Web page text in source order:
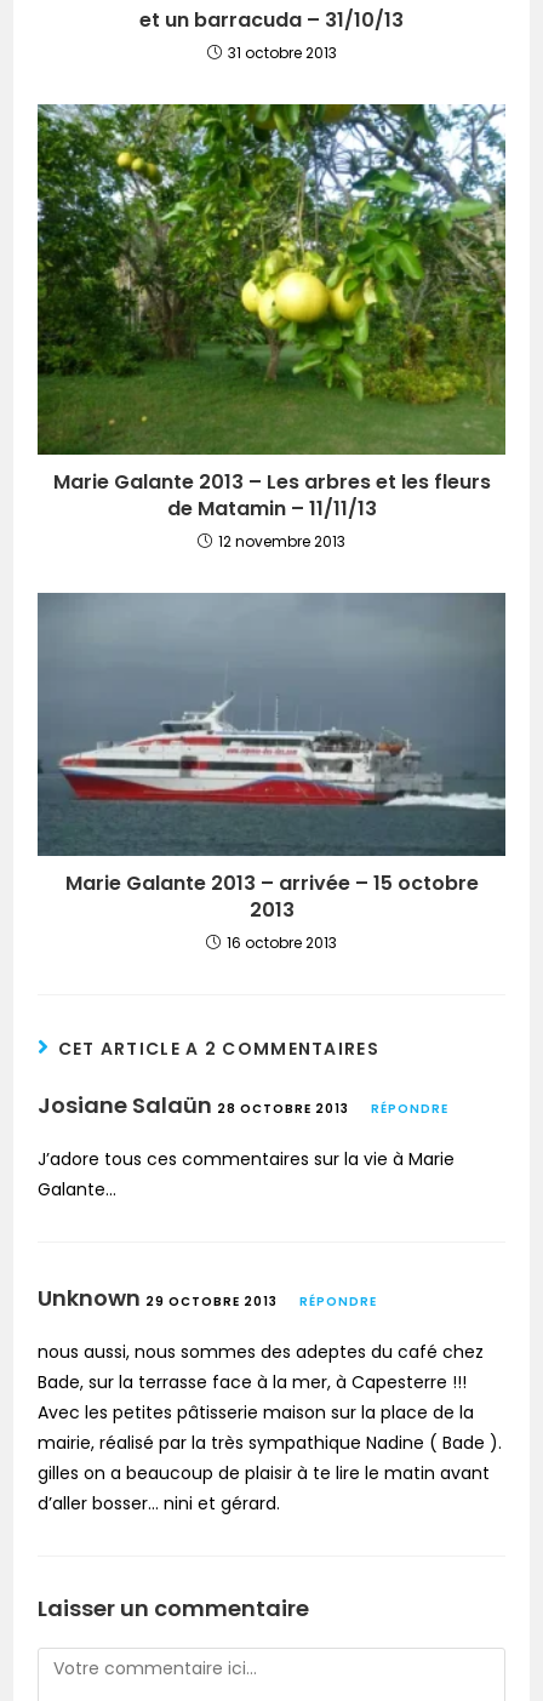
et un barracuda – 31/10/13
31 octobre 2013
Marie Galante 2013 – Les arbres et les fleurs
de Matamin – 11/11/13
12 novembre 2013
Marie Galante 2013 – arrivée – 15 octobre
2013
16 octobre 2013
CET ARTICLE A 2 COMMENTAIRES
Josiane Salaün 28 OCTOBRE 2013 RÉPONDRE
J’adore tous ces commentaires sur la vie à Marie
Galante…
Unknown 29 OCTOBRE 2013 RÉPONDRE
nous aussi, nous sommes des adeptes du café chez
Bade, sur la terrasse face à la mer, à Capesterre !!!
Avec les petites pâtisserie maison sur la place de la
mairie, réalisé par la très sympathique Nadine ( Bade ).
gilles on a beaucoup de plaisir à te lire le matin avant
d’aller bosser… nini et gérard.
Laisser un commentaire